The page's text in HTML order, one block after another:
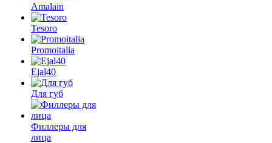
Amalain
Tesoro
Promoitalia
Ejal40
Для губ
Филлеры для
лица